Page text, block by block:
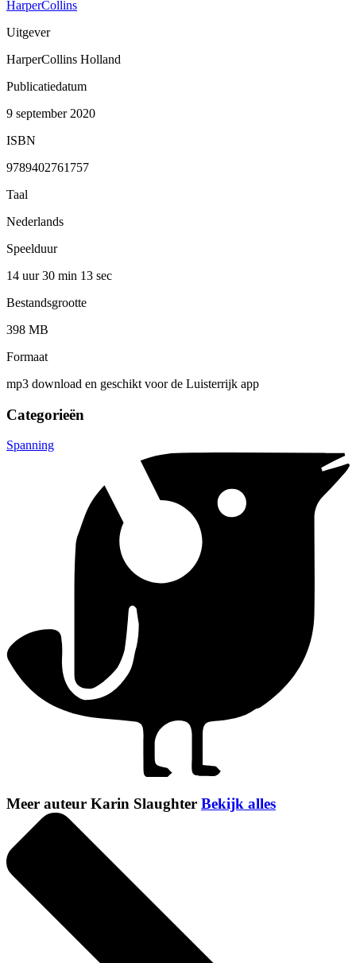
HarperCollins
Uitgever
HarperCollins Holland
Publicatiedatum
9 september 2020
ISBN
9789402761757
Taal
Nederlands
Speelduur
14 uur 30 min 13 sec
Bestandsgrootte
398 MB
Formaat
mp3 download en geschikt voor de Luisterrijk app
Categorieën
Spanning
Meer auteur Karin Slaughter Bekijk alles